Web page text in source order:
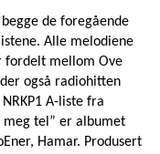
de foregående
Alle melodiene
fordelt mellom Ove
også radiohitten
A-liste fra
meg tel” er albumet
Hamar. Produsert